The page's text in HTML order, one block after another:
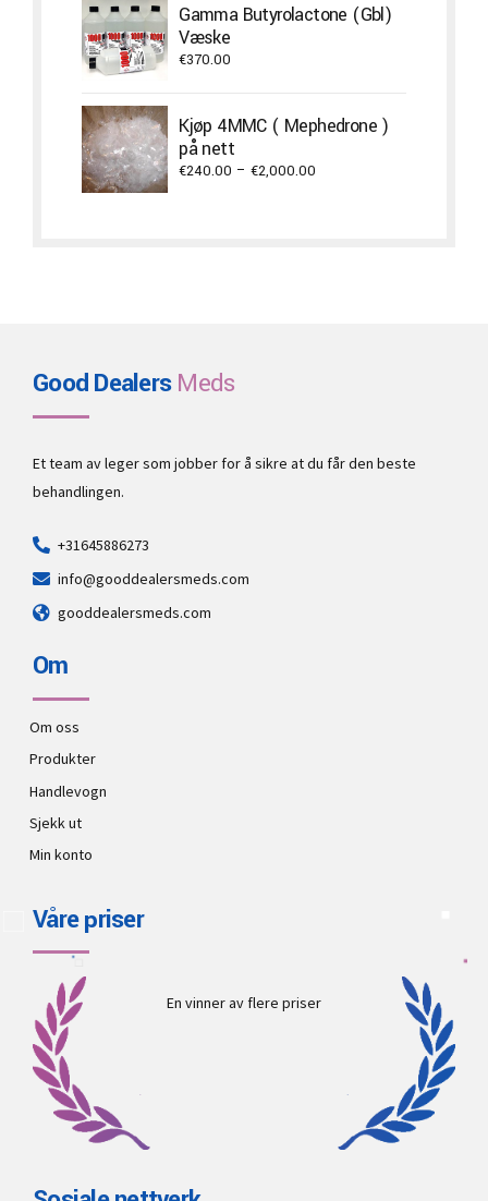
Gamma Butyrolactone (Gbl)
Væske
€370.00
Kjøp 4MMC ( Mephedrone )
på nett
€240.00 – €2,000.00
Good DealersMeds
Et team av leger som jobber for å sikre at du får den beste
behandlingen.
+31645886273
info@gooddealersmeds.com
gooddealersmeds.com
Om
Om oss
Produkter
Handlevogn
Sjekk ut
Min konto
Våre priser
En vinner av flere priser